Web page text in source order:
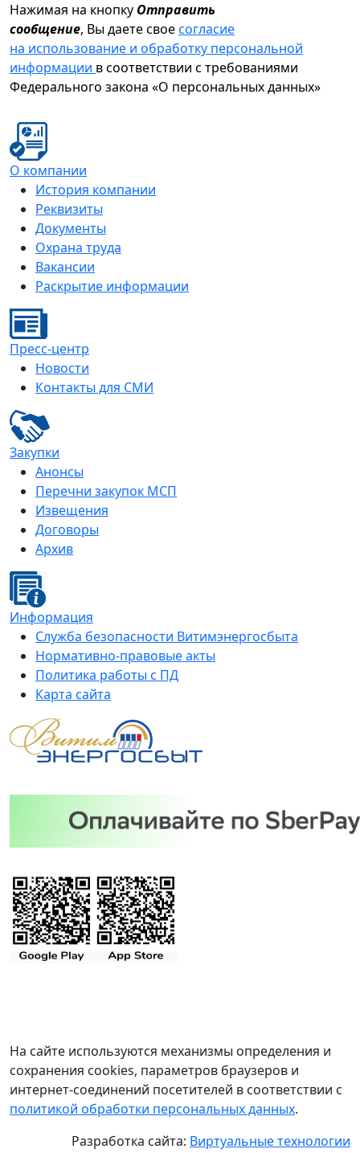
Нажимая на кнопку Отправить
сообщение, Вы даете своесогласие
на использование и обработку персональной
информации в соответствии с требованиями
Федерального закона «О персональных данных»
О компании
История компании
Реквизиты
Документы
Охрана труда
Вакансии
Раскрытие информации
Пресс-центр
Новости
Контакты для СМИ
Закупки
Анонсы
Перечни закупок МСП
Извещения
Договоры
Архив
Информация
Служба безопасности Витимэнергосбыта
Нормативно-правовые акты
Политика работы с ПД
Карта сайта
На сайте используются механизмы определения и
сохранения cookies, параметров браузеров и
интернет-соединений посетителей в соответствии с
политикой обработки персональных данных.
Разработка сайта: Виртуальные технологии